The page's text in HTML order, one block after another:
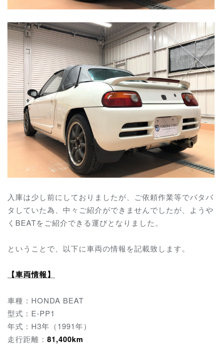
入庫は少し前にしておりましたが、ご依頼作業等でバタバ
タしていた為、中々ご紹介ができませんでしたが、ようや
くBEATをご紹介できる運びとなりました。
ということで、以下に車両の情報を記載致します。
【車両情報】
車種：HONDA BEAT
型式：E-PP1
年式：H3年（1991年）
走行距離： 81,400km